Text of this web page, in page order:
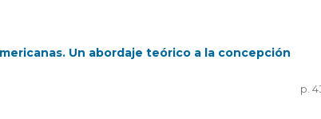
Un abordaje teórico a la concepción
p.